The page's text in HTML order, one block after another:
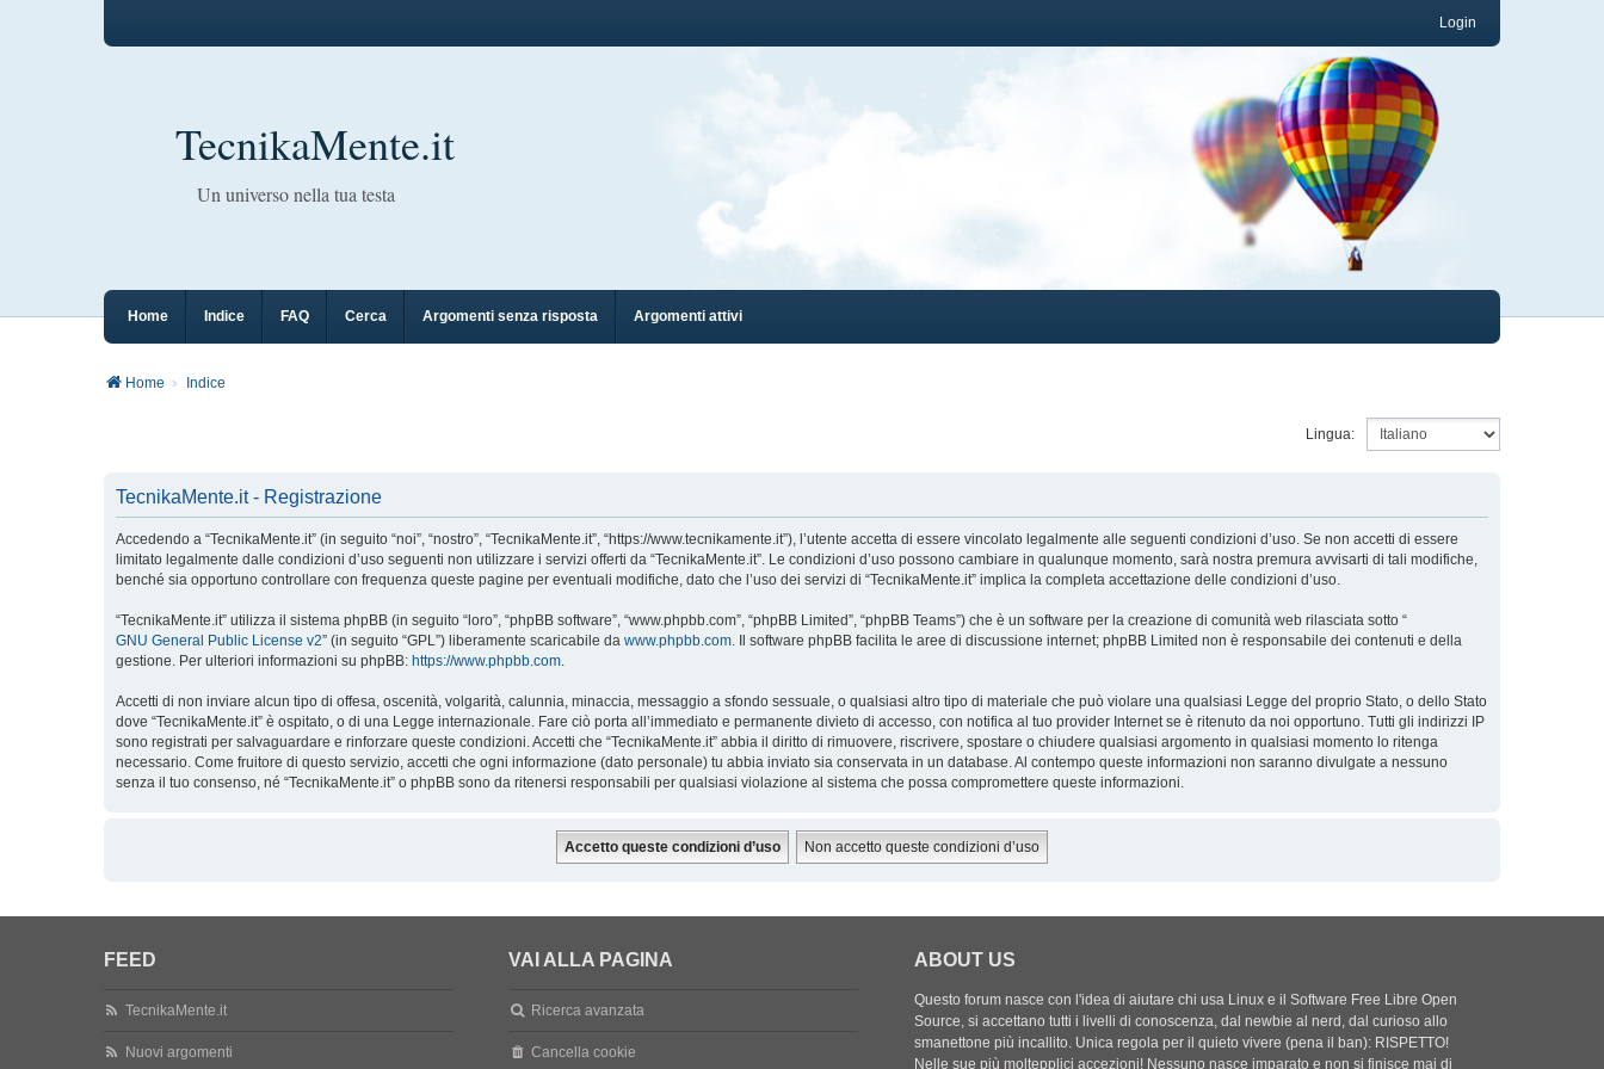
Login
TecnikaMente.it
Un universo nella tua testa
Home Indice FAQ Cerca Argomenti senza risposta Argomenti attivi
Home Indice
Lingua:
TecnikaMente.it - Registrazione
Accedendo a “TecnikaMente.it” (in seguito “noi”, “nostro”, “TecnikaMente.it”, “https://www.tecnikamente.it”), l’utente accetta di essere vincolato legalmente alle seguenti condizioni d’uso. Se non accetti di essere
limitato legalmente dalle condizioni d’uso seguenti non utilizzare i servizi offerti da “TecnikaMente.it”. Le condizioni d’uso possono cambiare in qualunque momento, sarà nostra premura avvisarti di tali modifiche,
benché sia opportuno controllare con frequenza queste pagine per eventuali modifiche, dato che l’uso dei servizi di “TecnikaMente.it” implica la completa accettazione delle condizioni d’uso.
“TecnikaMente.it” utilizza il sistema phpBB (in seguito “loro”, “phpBB software”, “www.phpbb.com”, “phpBB Limited”, “phpBB Teams”) che è un software per la creazione di comunità web rilasciata sotto “
GNU General Public License v2” (in seguito “GPL”) liberamente scaricabile da www.phpbb.com. Il software phpBB facilita le aree di discussione internet; phpBB Limited non è responsabile dei contenuti e della
gestione. Per ulteriori informazioni su phpBB: https://www.phpbb.com.
Accetti di non inviare alcun tipo di offesa, oscenità, volgarità, calunnia, minaccia, messaggio a sfondo sessuale, o qualsiasi altro tipo di materiale che può violare una qualsiasi Legge del proprio Stato, o dello Stato
dove “TecnikaMente.it” è ospitato, o di una Legge internazionale. Fare ciò porta all’immediato e permanente divieto di accesso, con notifica al tuo provider Internet se è ritenuto da noi opportuno. Tutti gli indirizzi IP
sono registrati per salvaguardare e rinforzare queste condizioni. Accetti che “TecnikaMente.it” abbia il diritto di rimuovere, riscrivere, spostare o chiudere qualsiasi argomento in qualsiasi momento lo ritenga
necessario. Come fruitore di questo servizio, accetti che ogni informazione (dato personale) tu abbia inviato sia conservata in un database. Al contempo queste informazioni non saranno divulgate a nessuno
senza il tuo consenso, né “TecnikaMente.it” o phpBB sono da ritenersi responsabili per qualsiasi violazione al sistema che possa compromettere queste informazioni.
FEED
TecnikaMente.it
Nuovi argomenti
VAI ALLA PAGINA
Ricerca avanzata
Cancella cookie
ABOUT US
Questo forum nasce con l'idea di aiutare chi usa Linux e il Software Free Libre Open
Source, si accettano tutti i livelli di conoscenza, dal newbie al nerd, dal curioso allo
smanettone più incallito. Unica regola per il quieto vivere (pena il ban): RISPETTO!
Nelle sue più moltepplici accezioni! Nessuno nasce imparato e non si finisce mai di